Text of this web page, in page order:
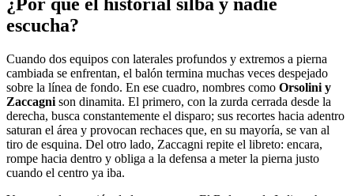
escucha?
Cuando dos equipos con laterales profundos y extremos a pierna
cambiada se enfrentan, el balón termina muchas veces despejado
sobre la línea de fondo. En ese cuadro, nombres como Orsolini y
Zaccagni son dinamita. El primero, con la zurda cerrada desde la
derecha, busca constantemente el disparo; sus recortes hacia adentro
saturan el área y provocan rechaces que, en su mayoría, se van al
tiro de esquina. Del otro lado, Zaccagni repite el libreto: encara,
rompe hacia dentro y obliga a la defensa a meter la pierna justo
cuando el centro ya iba.